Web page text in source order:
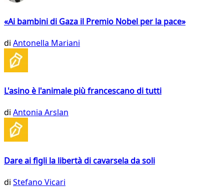
«Ai bambini di Gaza il Premio Nobel per la pace»
di Antonella Mariani
L'asino è l'animale più francescano di tutti
di Antonia Arslan
Dare ai figli la libertà di cavarsela da soli
di Stefano Vicari